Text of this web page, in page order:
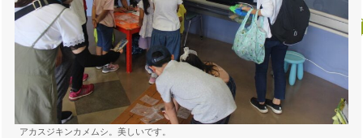
アカスジキンカメムシ。美しいです。